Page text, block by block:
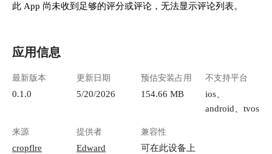
此 App 尚未收到足够的评分或评论，无法显示评论列表。
应用信息
最新版本
0.1.0
更新日期
5/20/2026
预估安装占用
154.66 MB
不支持平台
ios、
android、tvos
来源
cropflre
提供者
Edward
兼容性
可在此设备上